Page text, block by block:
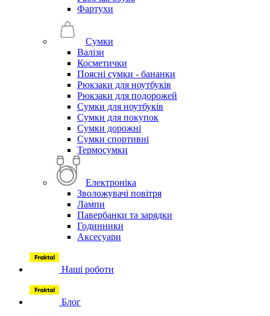
Фартухи
Сумки
Валізи
Косметички
Поясні сумки - бананки
Рюкзаки для ноутбуків
Рюкзаки для подорожей
Сумки для ноутбуків
Сумки для покупок
Сумки дорожні
Сумки спортивні
Термосумки
Електроніка
Зволожувачі повітря
Лампи
Павербанки та зарядки
Годинники
Аксесуари
Наші роботи
Блог